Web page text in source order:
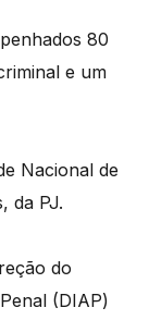
80
e um
Nacional de
da PJ.
do
(DIAP)